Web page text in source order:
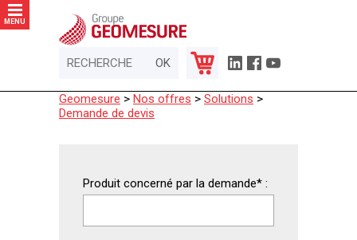
MENU
Geomesure > Nos offres > Solutions >
Demande de devis
Produit concerné par la demande* :
Panneau de gestion des cookies